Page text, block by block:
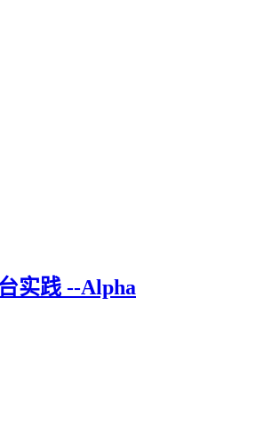
实践 --Alpha